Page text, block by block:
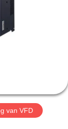
van VFD